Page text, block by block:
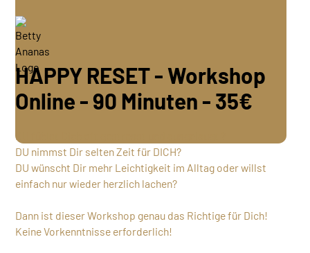
HAPPY RESET - Workshop
Online - 90 Minuten - 35€
DU fühlst Dich oft gestresst und ausgelaugt ?
DU nimmst Dir selten Zeit für DICH?
DU wünscht Dir mehr Leichtigkeit im Alltag oder willst
einfach nur wieder herzlich lachen?
Dann ist dieser Workshop genau das Richtige für Dich!
Keine Vorkenntnisse erforderlich!